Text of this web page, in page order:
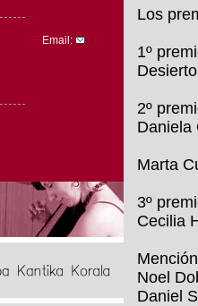
Email:
Los
1º
Desierto
2º
Daniela
Marta
3º
Cecilia
Noel
Daniel